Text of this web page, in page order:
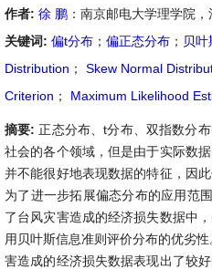
作者: 徐 鹏 ：南京邮电大学理学院
关键词: 偏t分布 ； 偏正态分布 ； 贝叶
Distribution ； Skew Normal
Criterion ； Maximum Likelihood
摘要:正态分布、t分布、双指数分
社会的各个领域，但是由于实际数
并不能很好地表现数据的特征，因
为了进一步拓展偏态分布的应用范
了台风灾害造成的经济损失数据中
用贝叶斯信息准则评价分布的优劣
害造成的经济损失数据表现出了较